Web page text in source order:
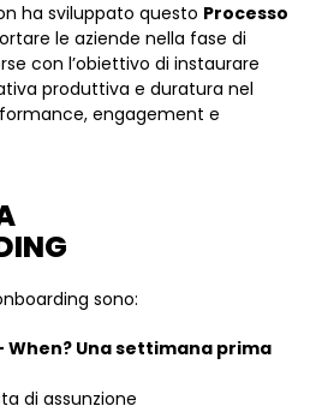
ha sviluppato questo Processo
le aziende nella fase di
con l’obiettivo di instaurare
produttiva e duratura nel
engagement e
sono:
– When? Una settimana prima
di assunzione